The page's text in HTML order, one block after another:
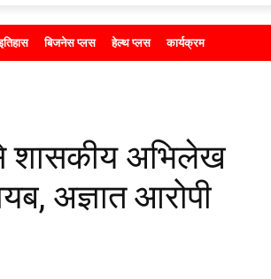
बिजनेस प्लस हेल्थ प्लस कार्यक्रम
शासकीय अभिलेख
अज्ञात आरोपी